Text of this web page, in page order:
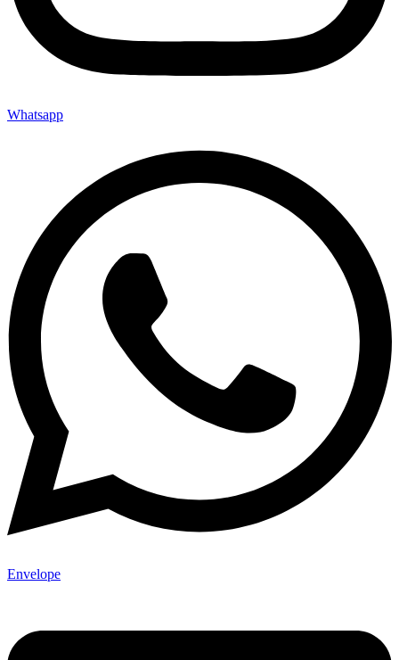
Whatsapp
Envelope